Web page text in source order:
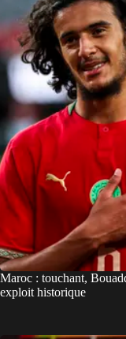
Maroc : touchant,
exploit historique